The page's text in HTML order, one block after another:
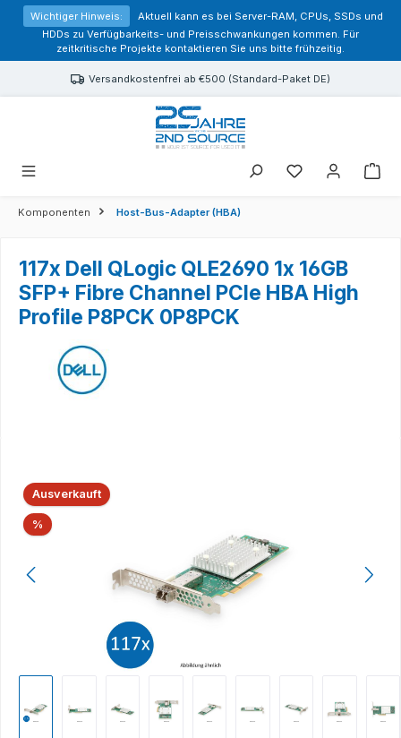
springen
Wichtiger Hinweis:
Aktuell kann es bei Server-RAM, CPUs, SSDs und
HDDs zu Verfügbarkeits- und Preisschwankungen kommen. Für
zeitkritische Projekte kontaktieren Sie uns bitte frühzeitig.
Versandkostenfrei ab €500 (Standard-Paket DE)
Sie haben 0
Komponenten Host-Bus-Adapter (HBA)
117x Dell QLogic QLE2690 1x 16GB
SFP+ Fibre Channel PCIe HBA High
Profile P8PCK 0P8PCK
Bildergalerie überspringen
Ausverkauft
% Rabatt